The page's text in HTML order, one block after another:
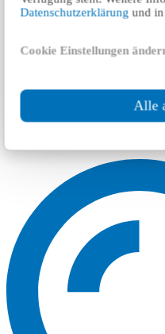
Datenschutzerklärung und
Cookie Einstellungen
Alle